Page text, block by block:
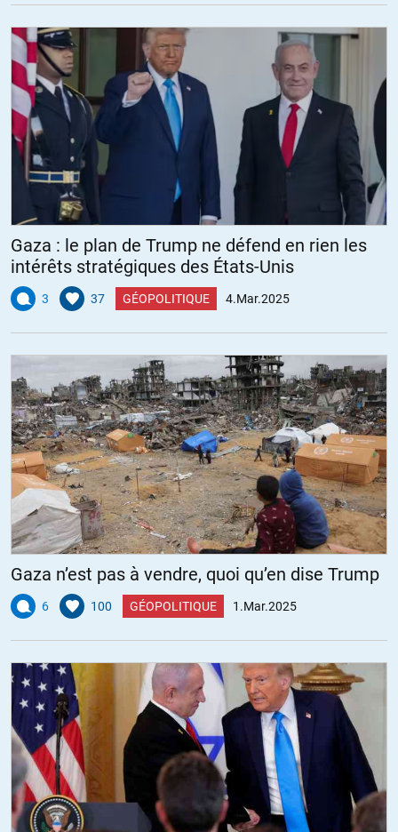
Gaza : le plan de Trump ne défend en rien les
intérêts stratégiques des États-Unis
3 37 GÉOPOLITIQUE 4.Mar.2025
Gaza n’est pas à vendre, quoi qu’en dise Trump
6 100 GÉOPOLITIQUE 1.Mar.2025